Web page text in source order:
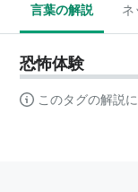
言葉の解説 ネ
恐怖体験
このタグの解説